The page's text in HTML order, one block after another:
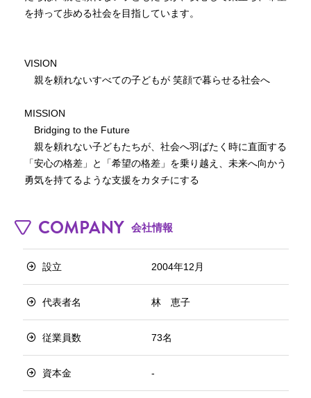
を持って歩める社会を目指しています。
VISION
親を頼れないすべての子どもが 笑顔で暮らせる社会へ
MISSION
Bridging to the Future
親を頼れない子どもたちが、社会へ羽ばたく時に直面する
「安心の格差」と「希望の格差」を乗り越え、未来へ向かう
COMPANY 会社情報
設立 2004年12月
代表者名 林 恵子
従業員数 73名
資本金 -